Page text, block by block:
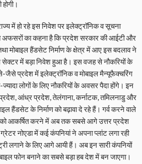
में हो रहे इस निवेश पर इलेक्ट्रॉनिक व सूचना
अफसरों का कहना है कि प्रदेश सरकार की आईटी और
मोबाइल हैंडसेट निर्माण के क्षेत्र में आए इस बदलाव ने
सेक्टर में बड़ा निवेश हुआ है। इस वजह से नौकरियों के
प्रदेश में इलेक्ट्रॉनिक व मोबाइल मैन्यूफैक्चरिंग
ज्यादा लोगों के लिए नौकरियों के अवसर पैदा होंगे। इन
आंध्र प्रदेश, तेलंगाना, कर्नाटक, तमिलनाडु और
हैंडसेट के निर्माण को बढ़ावा दे रहे हैं। गर्व करने वाले
को आकर्षित करने में अब तक सबसे आगे उत्तर प्रदेश
नोएडा में कई कंपनियां ने अपना प्लांट लगा रही
लगाने के लिए आगे आयी हैं। अब इन सारी कंपनियों
फोन बनाने का सबसे बड़ा हब देश में बन जाएगा।